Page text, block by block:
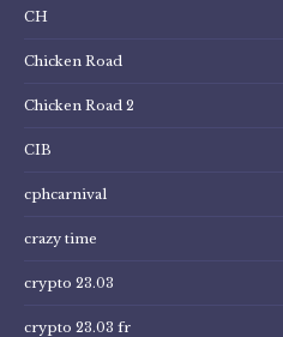
CH
Chicken Road
Chicken Road 2
CIB
cphcarnival
crazy time
crypto 23.03
crypto 23.03 fr